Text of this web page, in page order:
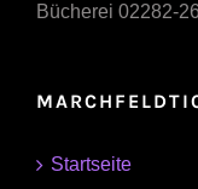
Bücherei 02282-
Startseite